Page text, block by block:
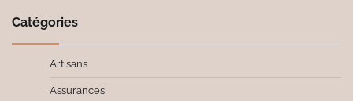
Catégories
Artisans
Assurances